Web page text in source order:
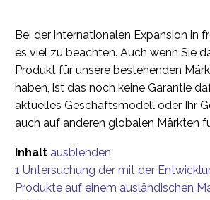
Bei der internationalen Expansion in
es viel zu beachten. Auch wenn Sie
Produkt für unsere bestehenden
haben, ist das noch keine Garantie
aktuelles Geschäftsmodell oder Ihr
auch auf anderen globalen Märkten
Inhalt ausblenden
1 Untersuchung der mit der
Produkte auf einem ausländischen